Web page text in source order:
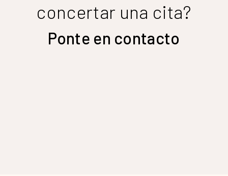
concertar una cita?
Ponte en contacto